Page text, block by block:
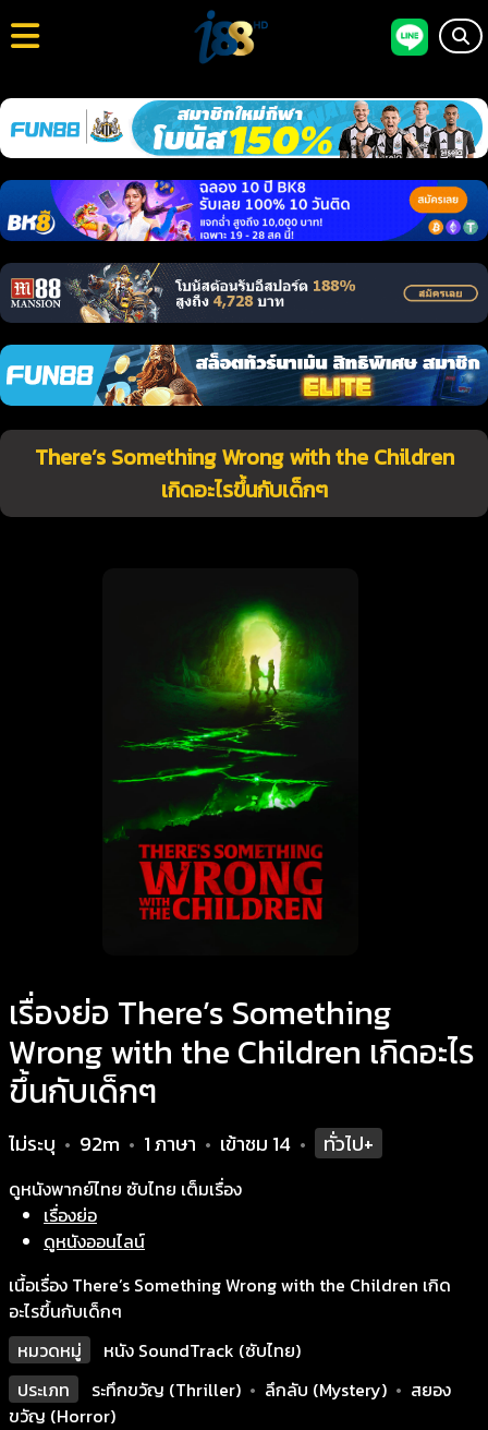
There’s Something Wrong with the Children
เกิดอะไรขึ้นกับเด็กๆ
เรื่องย่อ There’s Something
Wrong with the Children เกิดอะไร
ขึ้นกับเด็กๆ
ไม่ระบุ • 92m • 1 ภาษา • เข้าชม 14 • ทั่วไป+
ดูหนังพากย์ไทย ซับไทย เต็มเรื่อง
เรื่องย่อ
ดูหนังออนไลน์
เนื้อเรื่อง There’s Something Wrong with the Children เกิด
อะไรขึ้นกับเด็กๆ
หมวดหมู่
หนัง SoundTrack (ซับไทย)
ประเภท
ระทึกขวัญ (Thriller) • ลึกลับ (Mystery) • สยอง
ขวัญ (Horror)